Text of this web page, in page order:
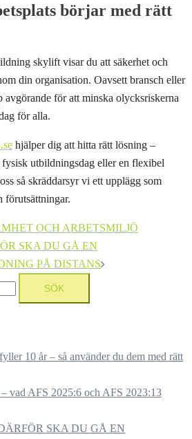
börjar med rätt
skylift visar du att säkerhet och
din organisation. Oavsett bransch eller
avgörande för att minska olycksriskerna
för alla.
hjälper dig att hitta rätt lösning –
utbildningsdag eller en flexibel
så skräddarsyr vi ett upplägg som
förutsättningar.
OCH ARBETSMILJÖ
SKA DU GÅ EN
PÅ DISTANS
10 år – så använder du dem med rätt
– vad AFS 2025:6 och AFS 2023:13
SKA DU GÅ EN